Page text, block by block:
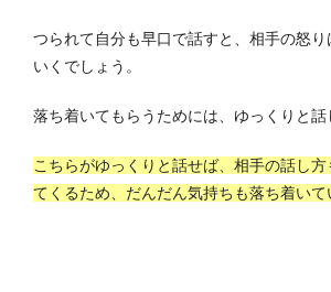
つられて自分も早口で話すと、相手の怒
いくでしょう。
落ち着いてもらうためには、ゆっくりと話
こちらがゆっくりと話せば、相手の話し方
てくるため、だんだん気持ちも落ち着いて